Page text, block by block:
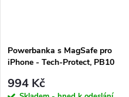
Powerbanka s MagSafe pro
iPhone - Tech-Protect, PB10
994 Kč